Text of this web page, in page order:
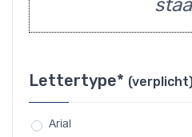
Lettertype*
Arial